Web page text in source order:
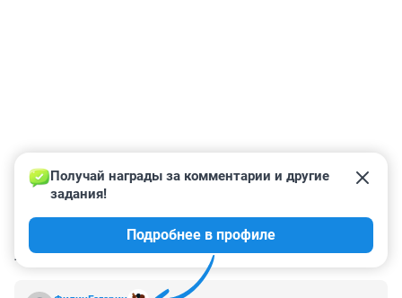
КОММЕНТАРИИ 53
Получай награды за комментарии и другие
задания!
Подробнее в профиле